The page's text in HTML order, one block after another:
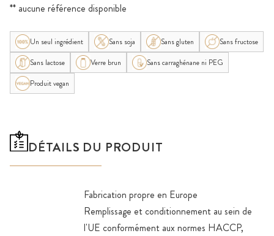
** aucune référence disponible
Un seul ingrédient Sans soja Sans gluten
Sans fructose
Sans lactose
Verre brun
Sans carraghénane ni PEG
Produit vegan
DÉTAILS DU PRODUIT
Fabrication propre en Europe
Remplissage et conditionnement au sein de
l'UE conformément aux normes HACCP,